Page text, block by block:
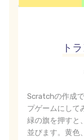
ト
Scratchの作成
プゲームにして
緑の旗を押すと
並びます。黄色